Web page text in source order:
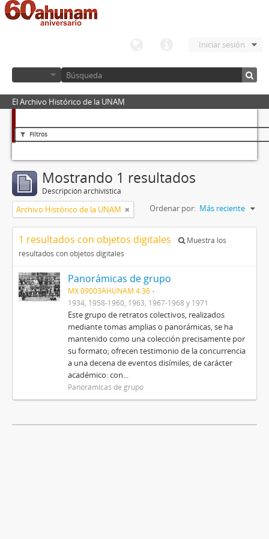
Iniciar sesión
El Archivo Histórico de la UNAM
Filtros
Mostrando 1 resultados
Descripción archivística
Archivo Histórico de la UNAM Ordenar por: Más reciente
1 resultados con objetos digitales
Muestra los
resultados con objetos digitales
Panorámicas de grupo
MX 09003AHUNAM 4.36
1934, 1958-1960, 1963, 1967-1968 y 1971
Este grupo de retratos colectivos, realizados
mediante tomas amplias o panorámicas, se ha
mantenido como una colección precisamente por
su formato; ofrecen testimonio de la concurrencia
a una decena de eventos disímiles, de carácter
académico: con...
Panorámicas de grupo